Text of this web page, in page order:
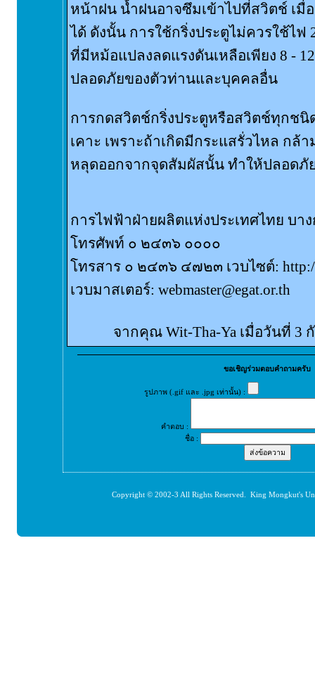
หน้าฝน น้ำฝนอาจซึมเข้าไปที่สวิตช์ เมื่
ได้ ดังนั้น การใช้กริ่งประตูไม่ควรใช้ไฟ
ที่มีหม้อแปลงลดแรงดันเหลือเพียง 8 -
ปลอดภัยของตัวท่านและบุคคลอื่น
การกดสวิตช์กริ่งประตูหรือสวิตช์ทุกชนิ
เคาะ เพราะถ้าเกิดมีกระแสรั่วไหล กล้
หลุดออกจากจุดสัมผัสนั้น ทำให้ปลอดภั
การไฟฟ้าฝ่ายผลิตแห่งประเทศไทย บา
โทรศัพท์ ๐ ๒๔๓๖ ๐๐๐๐
โทรสาร ๐ ๒๔๓๖ ๔๗๒๓ เวบไซต์: http://
เวบมาสเตอร์: webmaster@egat.or.th
จากคุณ Wit-Tha-Ya เมื่อวันที่ 3
ขอเชิญร่วมตอบคำถามครับ
รูปภาพ (.gif และ .jpg เท่านั้น) :
คำตอบ :
ชื่อ :
Copyright © 2002-3 All Rights Reserved. King Mongkut's